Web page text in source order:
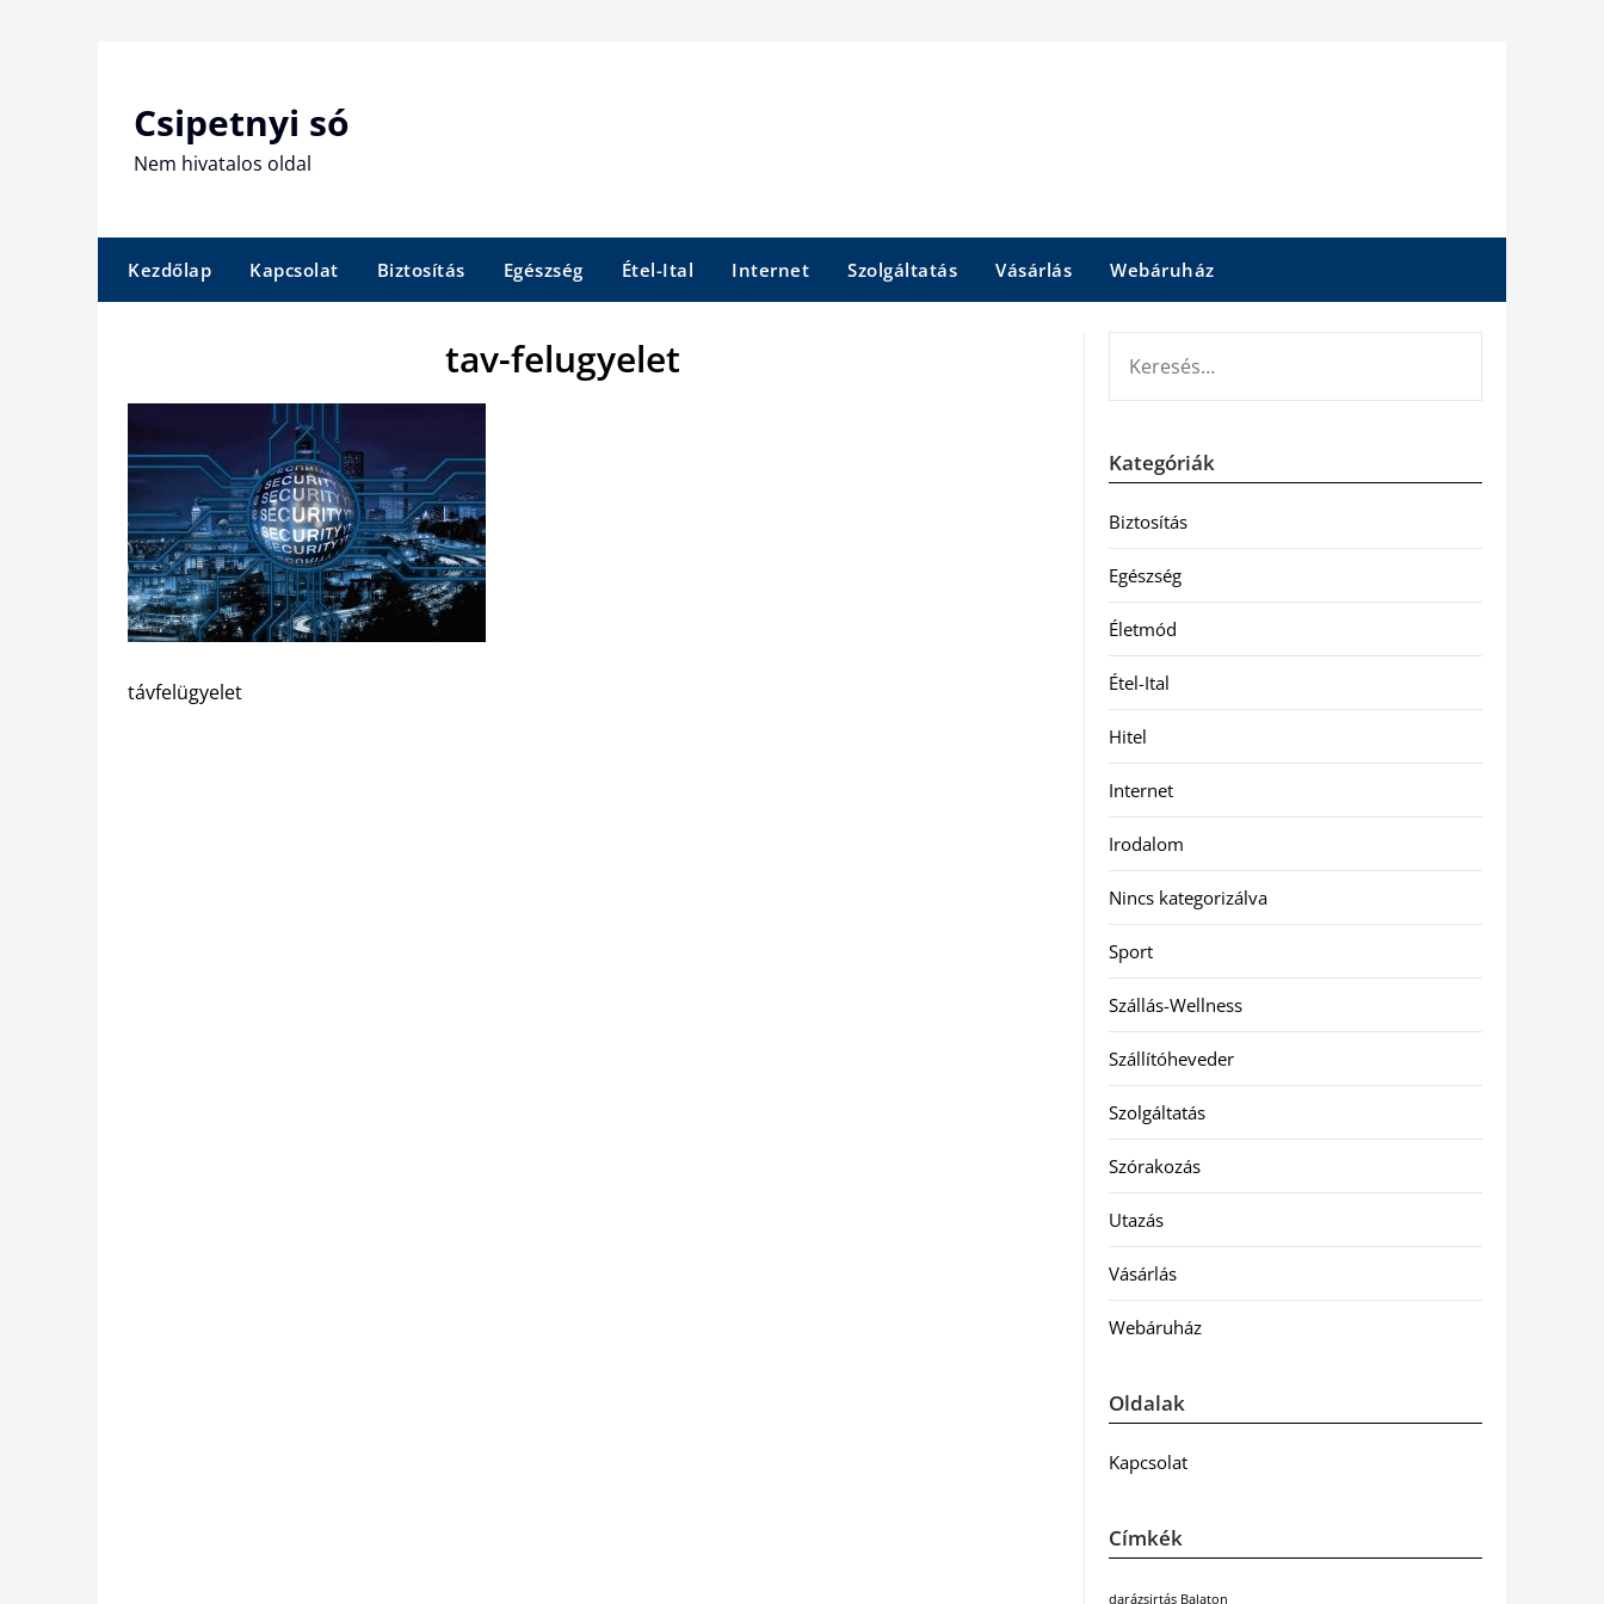
Csipetnyi só
Nem hivatalos oldal
Kezdőlap Kapcsolat Biztosítás Egészség Étel-Ital Internet Szolgáltatás Vásárlás Webáruház
tav-felugyelet
távfelügyelet
Kategóriák
Biztosítás
Egészség
Életmód
Étel-Ital
Hitel
Internet
Irodalom
Nincs kategorizálva
Sport
Szállás-Wellness
Szállítóheveder
Szolgáltatás
Szórakozás
Utazás
Vásárlás
Webáruház
Oldalak
Kapcsolat
Címkék
darázsirtás Balaton